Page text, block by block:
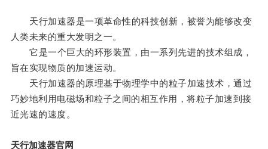
天行加速器是一项革命性的科技创新，被誉为能够改变
人类未来的重大发明之一。
它是一个巨大的环形装置，由一系列先进的技术组成，
旨在实现物质的加速运动。
天行加速器的原理基于物理学中的粒子加速技术，通过
巧妙地利用电磁场和粒子之间的相互作用，将粒子加速到接
近光速的速度。
天行加速器官网